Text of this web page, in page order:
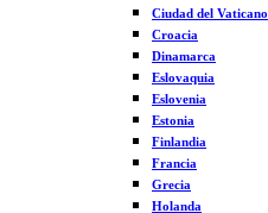
Ciudad del Vaticano
Croacia
Dinamarca
Eslovaquia
Eslovenia
Estonia
Finlandia
Francia
Grecia
Holanda